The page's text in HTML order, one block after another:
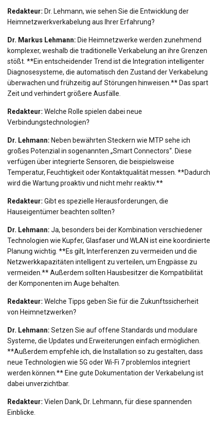
Redakteur: Dr. Lehmann, wie sehen Sie die Entwicklung der
Heimnetzwerkverkabelung aus Ihrer Erfahrung?
Dr. Markus Lehmann: Die Heimnetzwerke werden zunehmend
komplexer, weshalb die traditionelle Verkabelung an ihre Grenzen
stößt. **Ein entscheidender Trend ist die Integration intelligenter
Diagnosesysteme, die automatisch den Zustand der Verkabelung
überwachen und frühzeitig auf Störungen hinweisen.** Das spart
Zeit und verhindert größere Ausfälle.
Redakteur: Welche Rolle spielen dabei neue
Verbindungstechnologien?
Dr. Lehmann: Neben bewährten Steckern wie MTP sehe ich
großes Potenzial in sogenannten „Smart Connectors“. Diese
verfügen über integrierte Sensoren, die beispielsweise
Temperatur, Feuchtigkeit oder Kontaktqualität messen. **Dadurch
wird die Wartung proaktiv und nicht mehr reaktiv.**
Redakteur: Gibt es spezielle Herausforderungen, die
Hauseigentümer beachten sollten?
Dr. Lehmann: Ja, besonders bei der Kombination verschiedener
Technologien wie Kupfer, Glasfaser und WLAN ist eine koordinierte
Planung wichtig. **Es gilt, Interferenzen zu vermeiden und die
Netzwerkkapazitäten intelligent zu verteilen, um Engpässe zu
vermeiden.** Außerdem sollten Hausbesitzer die Kompatibilität
der Komponenten im Auge behalten.
Redakteur: Welche Tipps geben Sie für die Zukunftssicherheit
von Heimnetzwerken?
Dr. Lehmann: Setzen Sie auf offene Standards und modulare
Systeme, die Updates und Erweiterungen einfach ermöglichen.
**Außerdem empfehle ich, die Installation so zu gestalten, dass
neue Technologien wie 5G oder Wi-Fi 7 problemlos integriert
werden können.** Eine gute Dokumentation der Verkabelung ist
dabei unverzichtbar.
Redakteur: Vielen Dank, Dr. Lehmann, für diese spannenden
Einblicke.